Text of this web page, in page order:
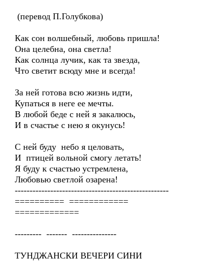
(перевод П.Голубкова)
Как сон волшебный, любовь пришла!
Она целебна, она светла!
Как солнца лучик, как та звезда,
Что светит всюду мне и всегда!
За ней готова всю жизнь идти,
Купаться в неге ее мечты.
В любой беде с ней я закалюсь,
И в счастье с нею я окунусь!
С ней буду небо я целовать,
И птицей вольной смогу летать!
Я буду к счастью устремлена,
Любовью светлой озарена!
----------------------------------------------------
========== ============
=============
--------- ------- ---------------
ТУНДЖАНСКИ ВЕЧЕРИ СИНИ